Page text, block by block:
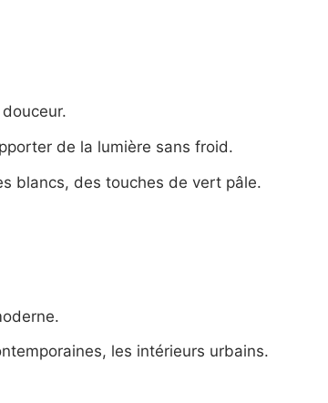
de la lumière sans froid.
blancs, des touches de vert pâle.
les intérieurs urbains.